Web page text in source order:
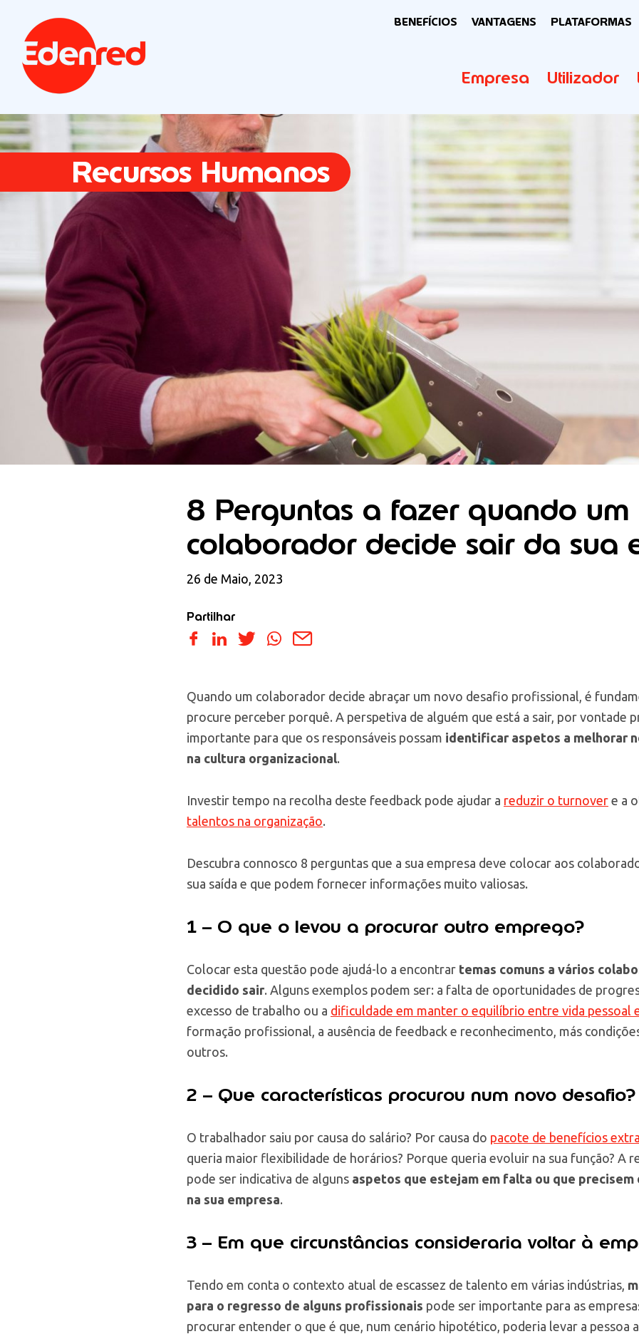
BENEFÍCIOS VANTAGENS PLATAFORMAS
Empresa Utilizador
Recursos Humanos
8 Perguntas a fazer quando um
colaborador decide sair da sua
26 de Maio, 2023
Partilhar
Quando um colaborador decide abraçar um novo desafio profissional, é
procure perceber porquê. A perspetiva de alguém que está a sair, por vontade
importante para que os responsáveis possam identificar aspetos a melhorar
na cultura organizacional.
Investir tempo na recolha deste feedback pode ajudar a reduzir o turnover e a
talentos na organização.
Descubra connosco 8 perguntas que a sua empresa deve colocar aos
sua saída e que podem fornecer informações muito valiosas.
1 – O que o levou a procurar outro emprego?
Colocar esta questão pode ajudá-lo a encontrar temas comuns a vários
decidido sair. Alguns exemplos podem ser: a falta de oportunidades de
excesso de trabalho ou a dificuldade em manter o equilíbrio entre vida pessoal
formação profissional, a ausência de feedback e reconhecimento, más
outros.
2 – Que características procurou num novo desafio?
O trabalhador saiu por causa do salário? Por causa do pacote de benefícios
queria maior flexibilidade de horários? Porque queria evoluir na sua função? A
pode ser indicativa de alguns aspetos que estejam em falta ou que precisem
na sua empresa.
3 – Em que circunstâncias consideraria voltar à
Tendo em conta o contexto atual de escassez de talento em várias indústrias,
para o regresso de alguns profissionais pode ser importante para as
procurar entender o que é que, num cenário hipotético, poderia levar a pessoa